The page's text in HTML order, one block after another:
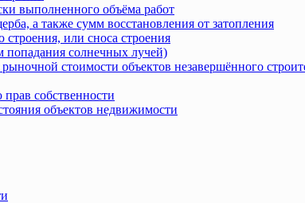
выполненного объёма работ
а также сумм восстановления от затопления
или сноса строения
попадания солнечных лучей)
стоимости объектов незавершённого
собственности
объектов недвижимости